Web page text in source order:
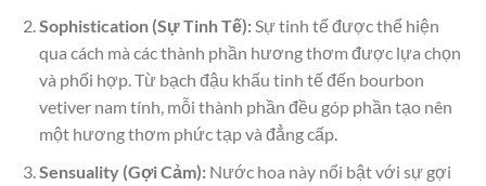
Sophistication (Sự Tinh Tế):Sự tinh tế được thể hiện
qua cách mà các thành phần hương thơm được lựa chọn
và phối hợp. Từ bạch đậu khấu tinh tế đến bourbon
vetiver nam tính, mỗi thành phần đều góp phần tạo nên
một hương thơm phức tạp và đẳng cấp.
Sensuality (Gợi Cảm):Nước hoa này nổi bật với sự gợi